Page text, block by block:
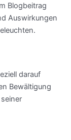
Blogbeitrag
Auswirkungen
darauf
Bewältigung